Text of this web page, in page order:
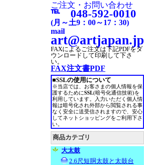
ご注文・お問い合わせ
℡ 048-592-0010
(月～土9：00～17：30)
mail
art@artjapan.jp
FAXによるご注文は下記PDFをダ
ウンロードして印刷して下さ
い。
FAX注文書PDF
■SSLの使用について
※当店では、お客さまの個人情報を保
護するためにSSL(暗号化通信技術)を
利用しています。入力いただく個人情
報は暗号化され外部から閲覧される事
なく安全に送受信されますので、安心
してネットショッピングをご利用下さ
い。
商品カテゴリ
大太鼓
2.6尺短胴太鼓と太鼓台